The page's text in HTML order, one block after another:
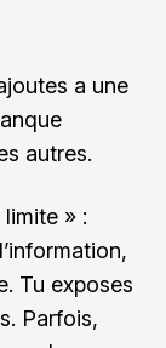
a une
autres.
» :
Tu exposes
Parfois,